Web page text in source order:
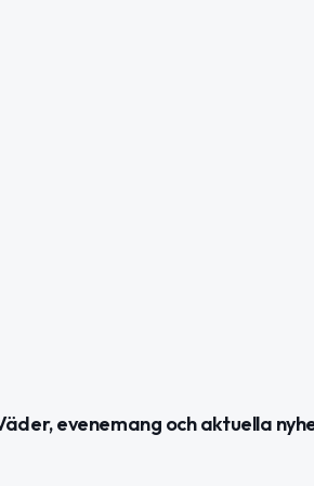
evenemang och aktuella